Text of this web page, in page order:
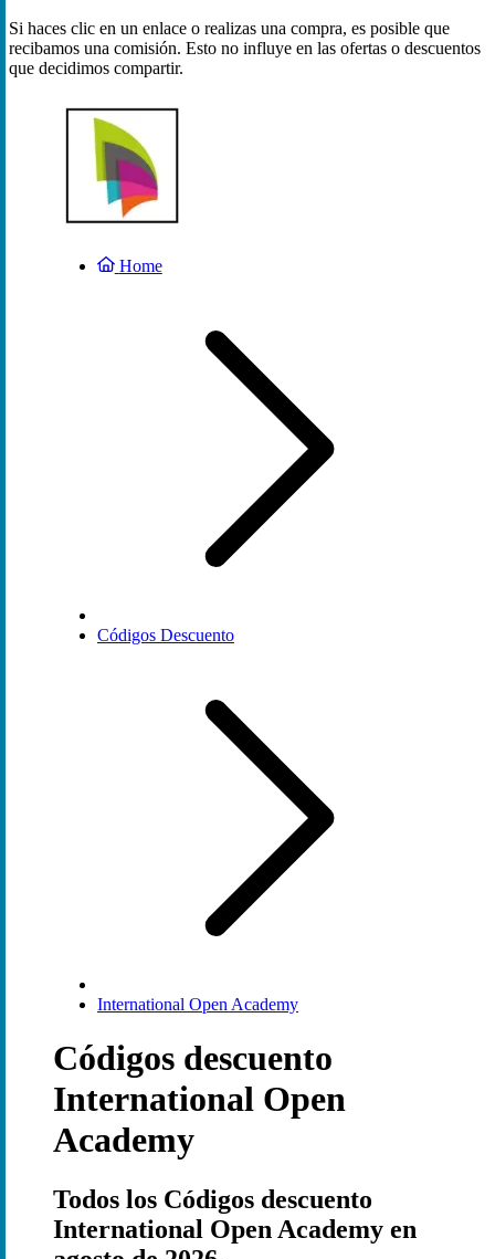
Si haces clic en un enlace o realizas una compra, es posible que
recibamos una comisión. Esto no influye en las ofertas o descuentos
que decidimos compartir.
Home
Códigos Descuento
International Open Academy
Códigos descuento
International Open
Academy
Todos los Códigos descuento
International Open Academy en